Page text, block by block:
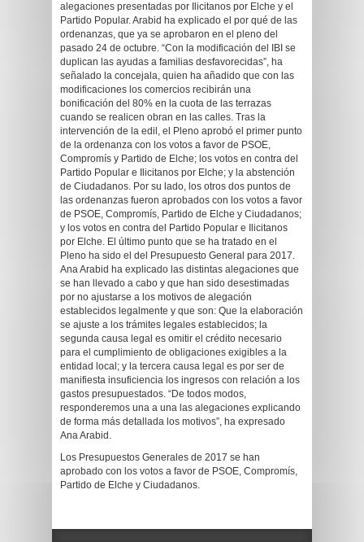
alegaciones presentadas por Ilicitanos por Elche y el
Partido Popular. Arabid ha explicado el por qué de las
ordenanzas, que ya se aprobaron en el pleno del
pasado 24 de octubre. “Con la modificación del IBI se
duplican las ayudas a familias desfavorecidas”, ha
señalado la concejala, quien ha añadido que con las
modificaciones los comercios recibirán una
bonificación del 80% en la cuota de las terrazas
cuando se realicen obran en las calles. Tras la
intervención de la edil, el Pleno aprobó el primer punto
de la ordenanza con los votos a favor de PSOE,
Compromís y Partido de Elche; los votos en contra del
Partido Popular e Ilicitanos por Elche; y la abstención
de Ciudadanos. Por su lado, los otros dos puntos de
las ordenanzas fueron aprobados con los votos a favor
de PSOE, Compromís, Partido de Elche y Ciudadanos;
y los votos en contra del Partido Popular e Ilicitanos
por Elche. El último punto que se ha tratado en el
Pleno ha sido el del Presupuesto General para 2017.
Ana Arabid ha explicado las distintas alegaciones que
se han llevado a cabo y que han sido desestimadas
por no ajustarse a los motivos de alegación
establecidos legalmente y que son: Que la elaboración
se ajuste a los trámites legales establecidos; la
segunda causa legal es omitir el crédito necesario
para el cumplimiento de obligaciones exigibles a la
entidad local; y la tercera causa legal es por ser de
manifiesta insuficiencia los ingresos con relación a los
gastos presupuestados. “De todos modos,
responderemos una a una las alegaciones explicando
de forma más detallada los motivos”, ha expresado
Ana Arabid.
Los Presupuestos Generales de 2017 se han
aprobado con los votos a favor de PSOE, Compromís,
Partido de Elche y Ciudadanos.